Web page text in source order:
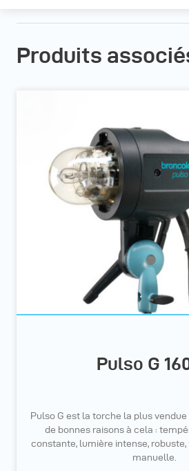
Produits
Pulso G
Pulso G est la torche la plus vendue
de bonnes raisons à cela :
constante, lumière intense,
manuelle.